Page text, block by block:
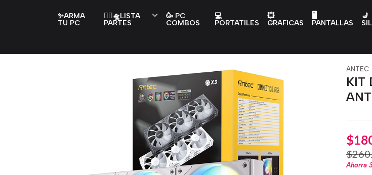
✨ARMA
TU PC
👇🏻🛸LISTA
PARTES
🥳 PC
COMBOS
💻
PORTATILES
💥
GRAFICAS
🖥️
PANTALLAS
💺
ANTEC
KIT
Ahorra